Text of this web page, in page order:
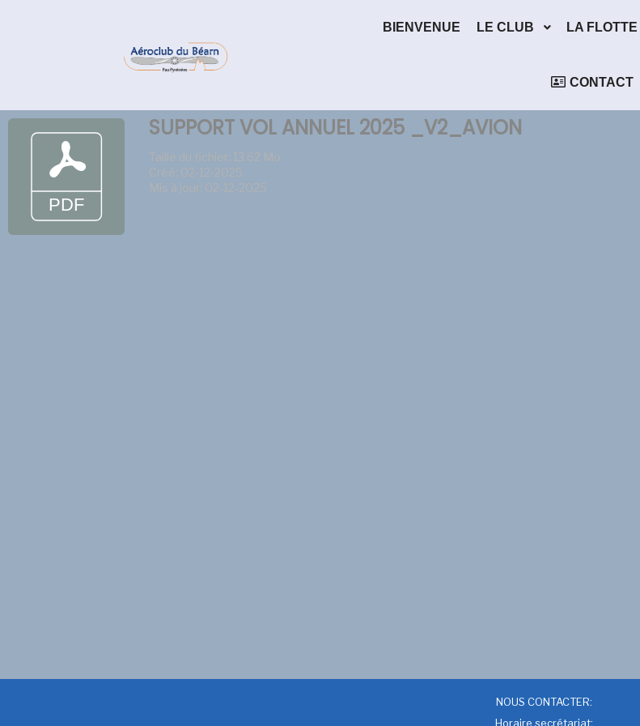
BIENVENUE LE CLUB LA FLOTTE
CONTACT
SUPPORT VOL ANNUEL 2025 _V2_AVION
Taille du fichier: 13.62 Mo
Créé: 02-12-2025
Mis à jour: 02-12-2025
NOUS CONTACTER:
Horaire secrétariat: